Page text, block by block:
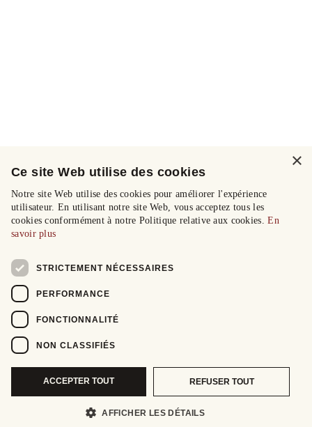
×
Ce site Web utilise des cookies
Notre site Web utilise des cookies pour améliorer l'expérience
utilisateur. En utilisant notre site Web, vous acceptez tous les
cookies conformément à notre Politique relative aux cookies.En
savoir plus
STRICTEMENT NÉCESSAIRES
PERFORMANCE
FONCTIONNALITÉ
NON CLASSIFIÉS
ACCEPTER TOUT REFUSER TOUT
AFFICHER LES DÉTAILS